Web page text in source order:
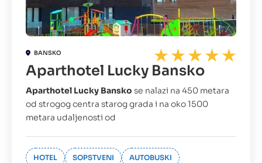
BANSKO
Aparthotel Lucky Bansko
Aparthotel Lucky Bansko se nalazi na 450 metara
od strogog centra starog grada i na oko 1500
metara udaljenosti od
HOTEL SOPSTVENI AUTOBUSKI